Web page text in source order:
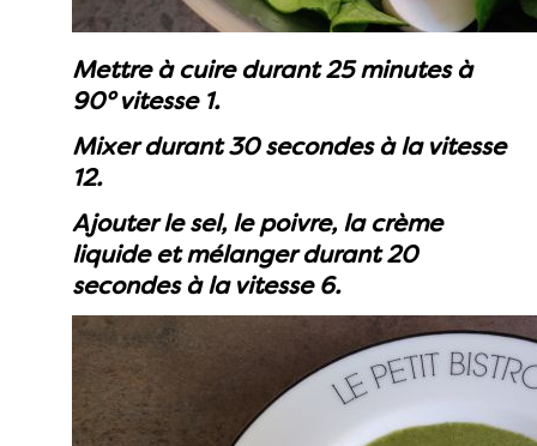
Mettre à cuire durant 25 minutes à
90° vitesse 1.
Mixer durant 30 secondes à la vitesse
12.
Ajouter le sel, le poivre, la crème
liquide et mélanger durant 20
secondes à la vitesse 6.